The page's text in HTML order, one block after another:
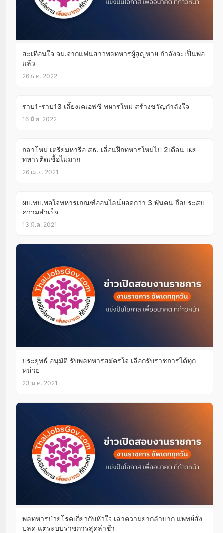
สะเทือนใจ จม.จากแฟนสาวพลทหารผู้สูญหาย ​กำลังจะเป็นพ่อ
แล้ว
26 ธ.ค. 2022
ราบ1-ราบ13 เลี้ยงเคเอฟซี ทหารใหม่ สร้างขวัญกำลังใจ
16 มิ.ย. 2022
กลาโหม เตรียมหารือ สธ. เลื่อนฝึกทหารใหม่ไป 2เดือน เผย
ทหารติดเชื้อไม่มาก
26 เม.ย. 2021
ผบ.ทบ.พอใจทหารเกณฑ์ออนไลน์ยอดกว่า 3 พันคน ถือประสบ
ความสำเร็จ
13 มี.ค. 2021
ประยุทธ์ อนุมัติ รับพลทหารสมัครใจ เลือกรับราชการได้ทุก
หน่วย
23 ม.ค. 2021
พลทหารป่วยโรคเกี่ยวกับหัวใจ เล่าความยากลำบาก แพทย์สั่ง
ปลด แต่ระบบราชการสุดล่าช้า